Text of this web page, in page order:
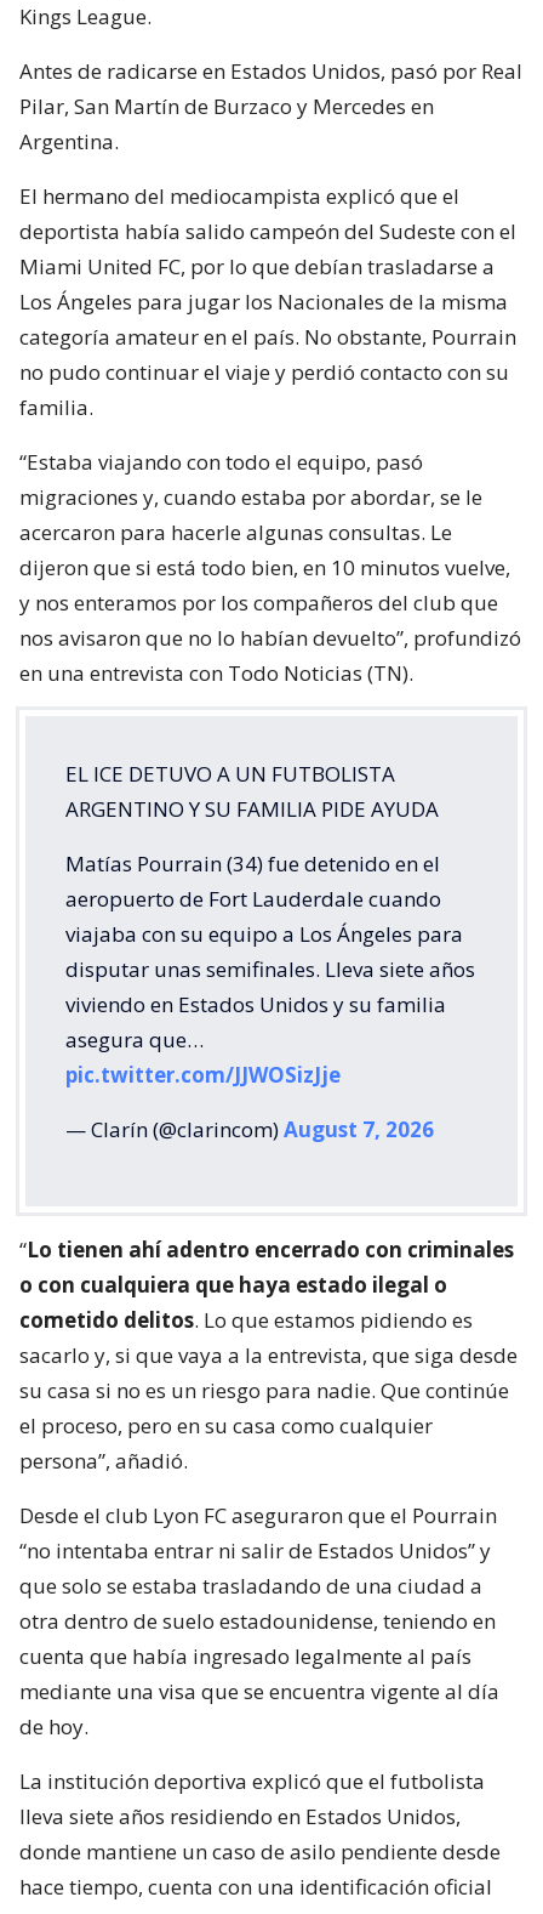
Kings League.
Antes de radicarse en Estados Unidos, pasó por Real
Pilar, San Martín de Burzaco y Mercedes en
Argentina.
El hermano del mediocampista explicó que el
deportista había salido campeón del Sudeste con el
Miami United FC, por lo que debían trasladarse a
Los Ángeles para jugar los Nacionales de la misma
categoría amateur en el país. No obstante, Pourrain
no pudo continuar el viaje y perdió contacto con su
familia.
“Estaba viajando con todo el equipo, pasó
migraciones y, cuando estaba por abordar, se le
acercaron para hacerle algunas consultas. Le
dijeron que si está todo bien, en 10 minutos vuelve,
y nos enteramos por los compañeros del club que
nos avisaron que no lo habían devuelto”, profundizó
en una entrevista con Todo Noticias (TN).
EL ICE DETUVO A UN FUTBOLISTA
ARGENTINO Y SU FAMILIA PIDE AYUDA
Matías Pourrain (34) fue detenido en el
aeropuerto de Fort Lauderdale cuando
viajaba con su equipo a Los Ángeles para
disputar unas semifinales. Lleva siete años
viviendo en Estados Unidos y su familia
asegura que…
pic.twitter.com/JJWOSizJje
— Clarín (@clarincom)August 7, 2026
“Lo tienen ahí adentro encerrado con criminales
o con cualquiera que haya estado ilegal o
cometido delitos. Lo que estamos pidiendo es
sacarlo y, si que vaya a la entrevista, que siga desde
su casa si no es un riesgo para nadie. Que continúe
el proceso, pero en su casa como cualquier
persona”, añadió.
Desde el club Lyon FC aseguraron que el Pourrain
“no intentaba entrar ni salir de Estados Unidos” y
que solo se estaba trasladando de una ciudad a
otra dentro de suelo estadounidense, teniendo en
cuenta que había ingresado legalmente al país
mediante una visa que se encuentra vigente al día
de hoy.
La institución deportiva explicó que el futbolista
lleva siete años residiendo en Estados Unidos,
donde mantiene un caso de asilo pendiente desde
hace tiempo, cuenta con una identificación oficial